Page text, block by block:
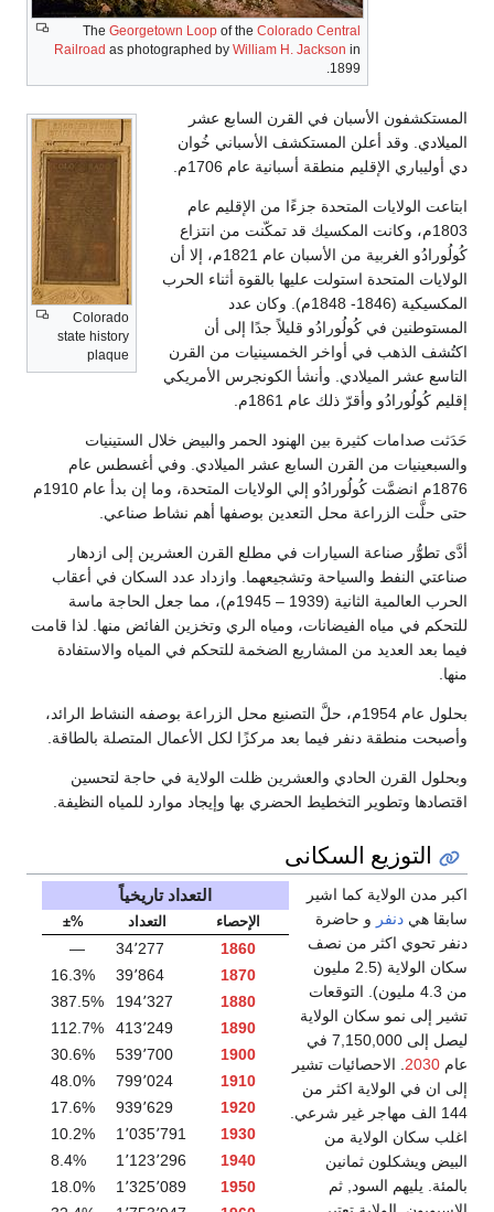
TheGeorgetown Loop
Railroadas photographed by
Colorado
state history
plaque
القرن السابع عشر
الأسباني خُوان
عام 1706م.
جزءًا من الإقليم عام
قد تمكّنت من انتزاع
كُولُورادُو الغربية من الأسبان عام 1821م، إلا أن
بالقوة أثناء الحرب
المكسيكية (1846- 1848م). وكان عدد
قليلاً جدًا إلى أن
من القرن
الكونجرس الأمريكي
الحمر والبيض خلال الستينيات
عشر الميلادي. وفي أغسطس عام
1876م انضمَّت كُولُورادُو إلي الولايات المتحدة، وما إن بدأ عام 1910م
بوصفها أهم نشاط صناعي.
في مطلع القرن العشرين إلى ازدهار
وازداد عدد السكان في أعقاب
الحرب العالمية الثانية (1939 – 1945م)، مما جعل الحاجة ماسة
ومياه الري وتخزين الفائض منها. لذا قامت
الضخمة للتحكم في المياه والاستفادة
1954م، حلَّ التصنيع محل الزراعة بوصفه النشاط الرائد،
بعد مركزًا لكل الأعمال المتصلة بالطاقة.
ظلت الولاية في حاجة لتحسين
الحضري بها وإيجاد موارد للمياه النظيفة.
التعداد تاريخياً
الإحصاء التعداد %±
1860 34٬277
—
1870
39٬864
16.3%
1880
194٬327
387.5%
1890
413٬249
112.7%
1900
539٬700
30.6%
1910
799٬024
48.0%
1920
939٬629
17.6%
1930
1٬035٬791
10.2%
1940
1٬123٬296
8.4%
1950
1٬325٬089
18.0%